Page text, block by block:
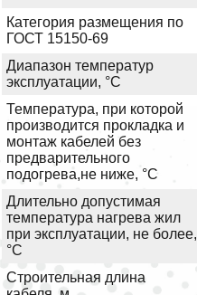
Категория размещения по
ГОСТ 15150-69
Диапазон температур
эксплуатации, °С
Температура, при которой
производится прокладка и
монтаж кабелей без
предварительного
подогрева,не ниже, °С
Длительно допустимая
температура нагрева жил
при эксплуатации, не более,
°С
Строительная длина